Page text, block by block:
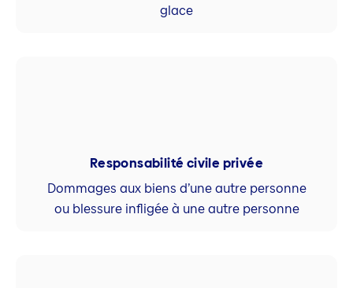
glace
Responsabilité civile privée
Dommages aux biens d’une autre personne
ou blessure infligée à une autre personne